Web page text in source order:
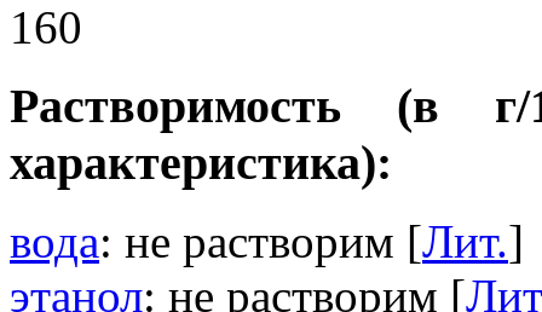
160
Растворимость (в
характеристика):
вода: не растворим [Лит.]
этанол: не растворим [